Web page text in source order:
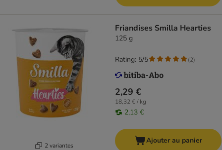
2 variantes
Friandises Smilla Hearties
125 g
2,29 €
18,32 € / kg
2,13 €
Rating: 5/5 (2)
Ajouter au panier